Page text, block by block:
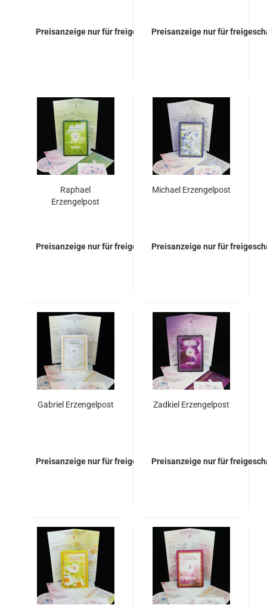
Preisanzeige nur für freigeschaltete Kunden
Preisanzeige nur für
Raphael
Erzengelpost
Preisanzeige nur für freigeschaltete Kunden
Michael Erzengelpost
Preisanzeige nur für
Gabriel Erzengelpost
Preisanzeige nur für freigeschaltete Kunden
Zadkiel Erzengelpost
Preisanzeige nur für